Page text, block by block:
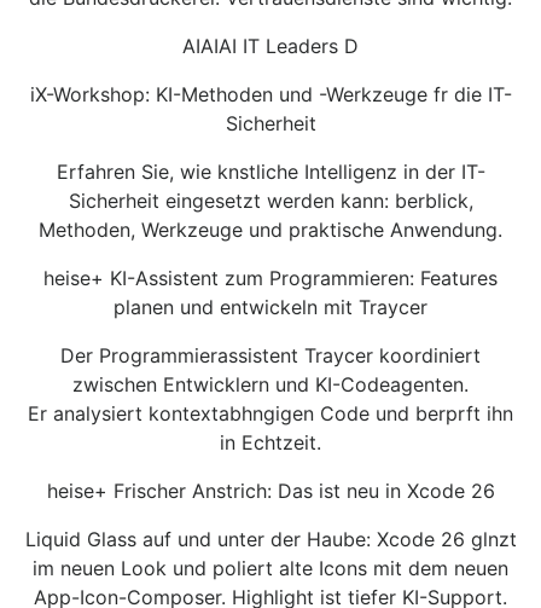
AIAIAI IT Leaders D
iX-Workshop: KI-Methoden und -Werkzeuge fr die IT-
Sicherheit
Erfahren Sie, wie knstliche Intelligenz in der IT-
Sicherheit eingesetzt werden kann: berblick,
Methoden, Werkzeuge und praktische Anwendung.
heise+ KI-Assistent zum Programmieren: Features
planen und entwickeln mit Traycer
Der Programmierassistent Traycer koordiniert
zwischen Entwicklern und KI-Codeagenten.
Er analysiert kontextabhngigen Code und berprft ihn
in Echtzeit.
heise+ Frischer Anstrich: Das ist neu in Xcode 26
Liquid Glass auf und unter der Haube: Xcode 26 glnzt
im neuen Look und poliert alte Icons mit dem neuen
App-Icon-Composer. Highlight ist tiefer KI-Support.